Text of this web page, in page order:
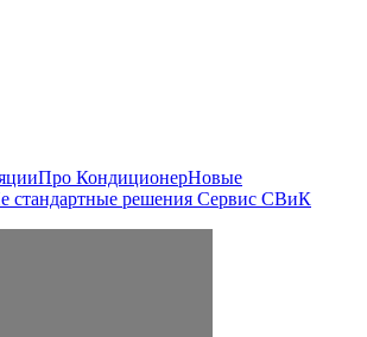
Про КондиционерНовые
стандартные решения Сервис СВиК